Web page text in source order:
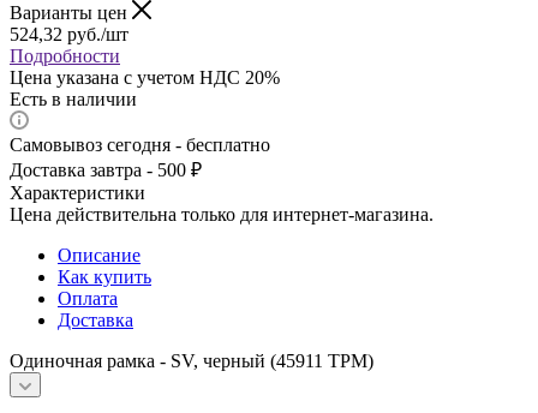
Варианты цен
524,32 руб./шт
Подробности
Цена указана с учетом НДС 20%
Есть в наличии
Самовывоз сегодня - бесплатно
Доставка завтра - 500 ₽
Характеристики
Цена действительна только для интернет-магазина.
Описание
Как купить
Оплата
Доставка
Одиночная рамка - SV, черный (45911 TPM)